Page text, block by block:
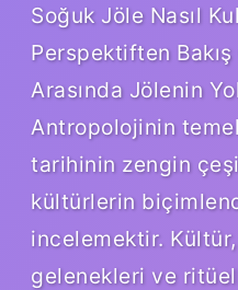
Soğuk Jöle Nasıl
Perspektiften
Arasında Jölenin
Antropolojinin
tarihinin zengin
kültürlerin
incelemektir.
gelenekleri ve